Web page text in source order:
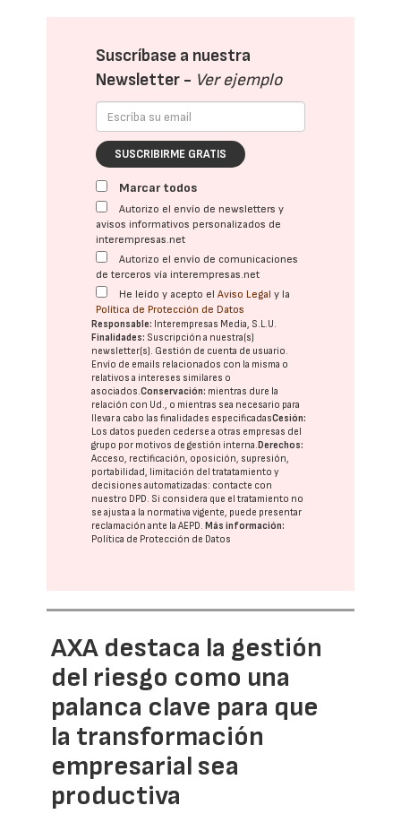
Suscríbase a nuestra
Newsletter - Ver ejemplo
SUSCRIBIRME GRATIS
Marcar todos
Autorizo el envío de newsletters y
avisos informativos personalizados de
interempresas.net
Autorizo el envío de comunicaciones
de terceros vía interempresas.net
He leído y acepto elAviso Legal y la
Política de Protección de Datos
Responsable: Interempresas Media, S.L.U.
Finalidades: Suscripción a nuestra(s)
newsletter(s). Gestión de cuenta de usuario.
Envío de emails relacionados con la misma o
relativos a intereses similares o
asociados.Conservación: mientras dure la
relación con Ud., o mientras sea necesario para
llevar a cabo las finalidades especificadasCesión:
Los datos pueden cederse a otras empresas del
grupo por motivos de gestión interna. Derechos:
Acceso, rectificación, oposición, supresión,
portabilidad, limitación del tratatamiento y
decisiones automatizadas: contacte con
nuestro DPD. Si considera que el tratamiento no
se ajusta a la normativa vigente, puede presentar
reclamación ante laAEPD. Más información:
Política de Protección de Datos
AXA destaca la gestión
del riesgo como una
palanca clave para que
la transformación
empresarial sea
productiva